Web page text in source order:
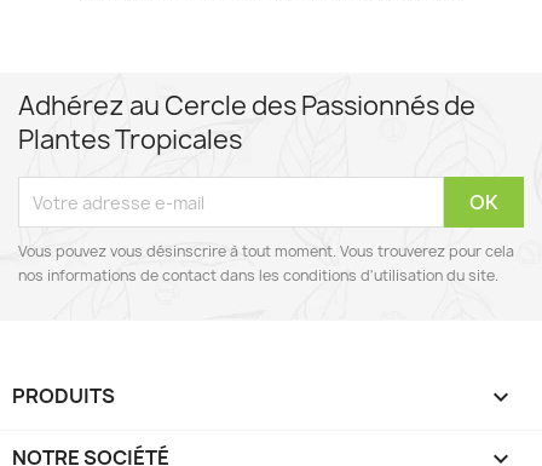
Adhérez au Cercle des Passionnés de
Plantes Tropicales
Vous pouvez vous désinscrire à tout moment. Vous trouverez pour cela
nos informations de contact dans les conditions d'utilisation du site.
PRODUITS 
NOTRE SOCIÉTÉ 